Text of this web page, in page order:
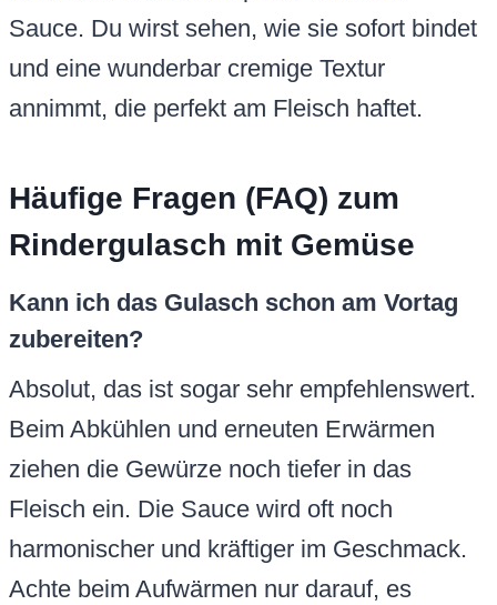
Sauce. Du wirst sehen, wie sie sofort bindet
und eine wunderbar cremige Textur
annimmt, die perfekt am Fleisch haftet.
Häufige Fragen (FAQ) zum
Rindergulasch mit Gemüse
Kann ich das Gulasch schon am Vortag
zubereiten?
Absolut, das ist sogar sehr empfehlenswert.
Beim Abkühlen und erneuten Erwärmen
ziehen die Gewürze noch tiefer in das
Fleisch ein. Die Sauce wird oft noch
harmonischer und kräftiger im Geschmack.
Achte beim Aufwärmen nur darauf, es